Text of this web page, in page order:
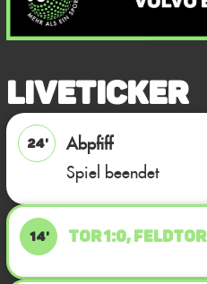
Liveticker
24'
Abpfiff
Spiel beendet
14' TOR 1:0, FELDTOR